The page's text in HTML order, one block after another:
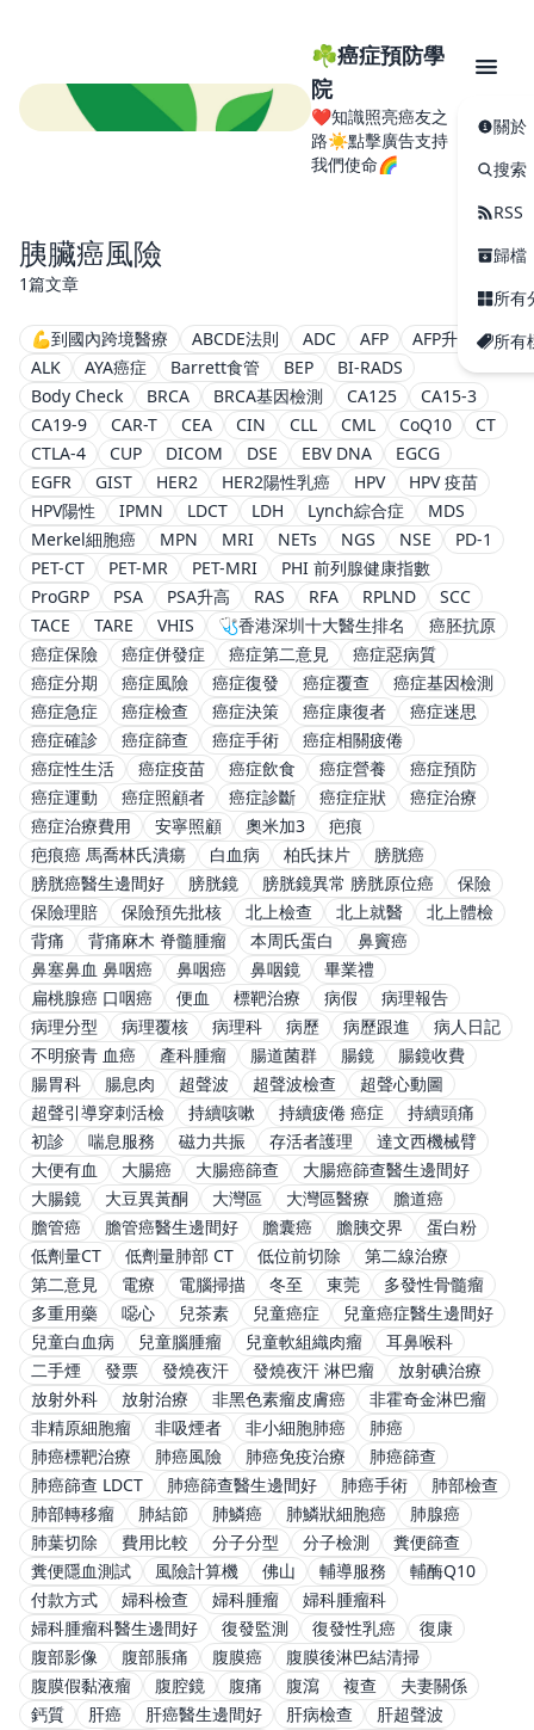
☘️癌症預防學
院
❤️知識照亮癌友之
路☀️點擊廣告支持
我們使命🌈
關於
搜索
RSS
歸檔
所有
所有
胰臟癌風險
1篇文章
💪到國內跨境醫療 ABCDE法則 ADC AFP
AFP升高
ALK
AYA癌症 Barrett食管 BEP
BI-RADS
Body Check
BRCA BRCA基因檢測 CA125
CA15-3
CA19-9
CAR-T CEA CIN CLL CML CoQ10
CT
CTLA-4
CUP DICOM DSE EBV DNA
EGCG
EGFR
GIST HER2 HER2陽性乳癌 HPV
HPV 疫苗
HPV陽性
IPMN LDCT LDH Lynch綜合症
MDS
Merkel細胞癌
MPN MRI NETs NGS NSE
PD-1
PET-CT
PET-MR PET-MRI
PHI 前列腺健康指數
ProGRP
PSA PSA升高 RAS RFA RPLND
SCC
TACE
TARE VHIS 🩺香港深圳十大醫生排名
癌胚抗原
癌症保險
癌症併發症 癌症第二意見
癌症惡病質
癌症分期
癌症風險 癌症復發 癌症覆查
癌症基因檢測
癌症急症
癌症檢查 癌症決策 癌症康復者
癌症迷思
癌症確診
癌症篩查 癌症手術
癌症相關疲倦
癌症性生活
癌症疫苗 癌症飲食 癌症營養
癌症預防
癌症運動
癌症照顧者 癌症診斷 癌症症狀
癌症治療
癌症治療費用
安寧照顧 奧米加3
疤痕
疤痕癌 馬喬林氏潰瘍
白血病 柏氏抹片
膀胱癌
膀胱癌醫生邊間好
膀胱鏡 膀胱鏡異常 膀胱原位癌
保險
保險理賠
保險預先批核 北上檢查 北上就醫
北上體檢
背痛
背痛麻木 脊髓腫瘤 本周氏蛋白
鼻竇癌
鼻塞鼻血 鼻咽癌
鼻咽癌 鼻咽鏡
畢業禮
扁桃腺癌 口咽癌
便血 標靶治療 病假
病理報告
病理分型
病理覆核 病理科 病歷 病歷跟進
病人日記
不明瘀青 血癌
產科腫瘤 腸道菌群 腸鏡
腸鏡收費
腸胃科
腸息肉 超聲波 超聲波檢查
超聲心動圖
超聲引導穿刺活檢
持續咳嗽 持續疲倦 癌症
持續頭痛
初診
喘息服務 磁力共振 存活者護理
達文西機械臂
大便有血
大腸癌 大腸癌篩查
大腸癌篩查醫生邊間好
大腸鏡
大豆異黃酮 大灣區 大灣區醫療
膽道癌
膽管癌
膽管癌醫生邊間好 膽囊癌 膽胰交界
蛋白粉
低劑量CT
低劑量肺部 CT 低位前切除
第二線治療
第二意見
電療 電腦掃描 冬至 東莞
多發性骨髓瘤
多重用藥
噁心 兒茶素 兒童癌症
兒童癌症醫生邊間好
兒童白血病
兒童腦腫瘤 兒童軟組織肉瘤
耳鼻喉科
二手煙
發票 發燒夜汗 發燒夜汗 淋巴瘤
放射碘治療
放射外科
放射治療 非黑色素瘤皮膚癌
非霍奇金淋巴瘤
非精原細胞瘤
非吸煙者 非小細胞肺癌
肺癌
肺癌標靶治療
肺癌風險 肺癌免疫治療
肺癌篩查
肺癌篩查 LDCT
肺癌篩查醫生邊間好 肺癌手術
肺部檢查
肺部轉移瘤
肺結節 肺鱗癌 肺鱗狀細胞癌
肺腺癌
肺葉切除
費用比較 分子分型 分子檢測
糞便篩查
糞便隱血測試
風險計算機 佛山 輔導服務
輔酶Q10
付款方式
婦科檢查 婦科腫瘤
婦科腫瘤科
婦科腫瘤科醫生邊間好
復發監測 復發性乳癌
復康
腹部影像
腹部脹痛 腹膜癌
腹膜後淋巴結清掃
腹膜假黏液瘤
腹腔鏡 腹痛 腹瀉 複查
夫妻關係
鈣質
肝癌 肝癌醫生邊間好 肝病檢查
肝超聲波